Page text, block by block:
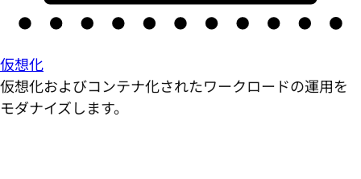
仮想化
仮想化およびコンテナ化されたワークロードの運用を
モダナイズします。